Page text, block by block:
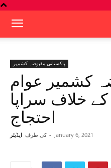
پاکستانی مقبوضہ کشمیر
کشمیر عوام
خلاف سراپا
احتجاج
کی طرف ایڈیٹر - January 6, 2021